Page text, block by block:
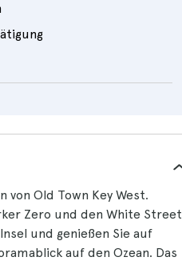
Old Town Key West.
Zero und den White Street
und genießen Sie auf
auf den Ozean. Das